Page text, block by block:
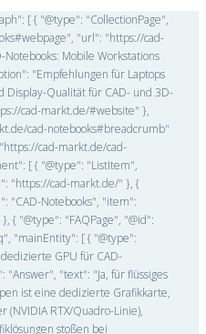
[ { "@type": "CollectionPage",
"url": "https://cad-
Mobile Workstations
"Empfehlungen für Laptops
Display-Qualität für CAD- und 3D-
cad-markt.de/#website" },
cad-notebooks#breadcrumb"
cad-markt.de/cad-
[ { "@type": "ListItem",
"https://cad-markt.de/" }, {
"CAD-Notebooks", "item":
{ "@type": "FAQPage", "@id":
"mainEntity": [ { "@type":
GPU für CAD-
"Answer", "text": "Ja, für flüssiges
ist eine dedizierte Grafikkarte,
RTX/Quadro-Linie),
stoßen bei